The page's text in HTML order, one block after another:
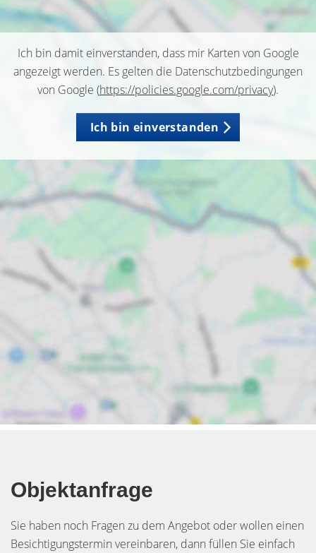
Ich bin damit einverstanden, dass mir Karten von Google
angezeigt werden. Es gelten die Datenschutzbedingungen
von Google (https://policies.google.com/privacy).
Ich bin einverstanden
Objektanfrage
Sie haben noch Fragen zu dem Angebot oder wollen einen
Besichtigungstermin vereinbaren, dann füllen Sie einfach